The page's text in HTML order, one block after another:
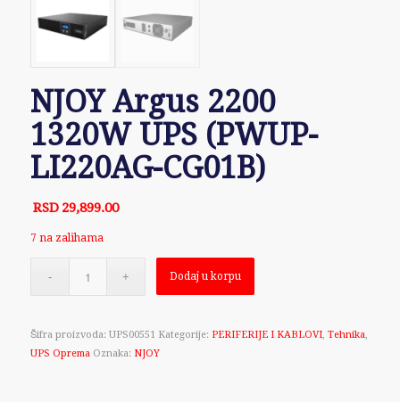
NJOY Argus 2200
1320W UPS (PWUP-
LI220AG-CG01B)
RSD 29,899.00
7 na zalihama
Dodaj u korpu
Šifra proizvoda: UPS00551 Kategorije: PERIFERIJE I KABLOVI, Tehnika
UPS Oprema Oznaka: NJOY